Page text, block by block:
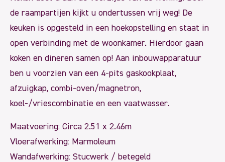
de raampartijen kijkt u ondertussen vrij weg! De
keuken is opgesteld in een hoekopstelling en staat in
open verbinding met de woonkamer. Hierdoor gaan
koken en dineren samen op! Aan inbouwapparatuur
ben u voorzien van een 4-pits gaskookplaat,
afzuigkap, combi-oven/magnetron,
koel-/vriescombinatie en een vaatwasser.
Maatvoering: Circa 2.51 x 2.46m
Vloerafwerking: Marmoleum
Wandafwerking: Stucwerk / betegeld